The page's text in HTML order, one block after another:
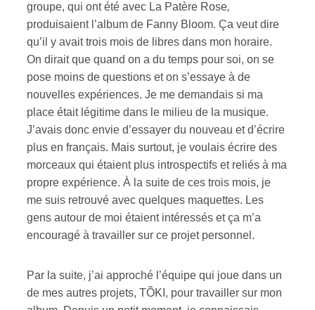
groupe, qui ont été avec La Patère Rose,
produisaient l’album de Fanny Bloom. Ça veut dire
qu’il y avait trois mois de libres dans mon horaire.
On dirait que quand on a du temps pour soi, on se
pose moins de questions et on s’essaye à de
nouvelles expériences. Je me demandais si ma
place était légitime dans le milieu de la musique.
J’avais donc envie d’essayer du nouveau et d’écrire
plus en français. Mais surtout, je voulais écrire des
morceaux qui étaient plus introspectifs et reliés à ma
propre expérience. À la suite de ces trois mois, je
me suis retrouvé avec quelques maquettes. Les
gens autour de moi étaient intéressés et ça m’a
encouragé à travailler sur ce projet personnel.
Par la suite, j’ai approché l’équipe qui joue dans un
de mes autres projets, TÕKI, pour travailler sur mon